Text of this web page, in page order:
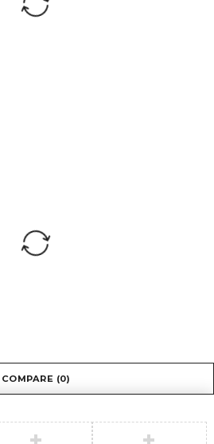
COMPARE (0)